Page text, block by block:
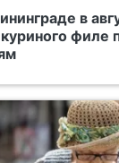
в
филе